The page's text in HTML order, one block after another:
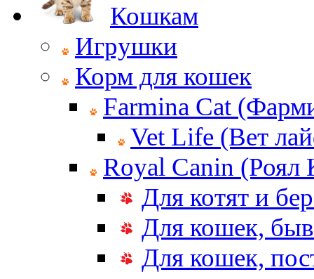
Кошкам
Игрушки
Корм для кошек
Farmina Cat
Vet Life (Вет
Royal Canin (Роял
Для котят и
Для кошек,
Для кошек,